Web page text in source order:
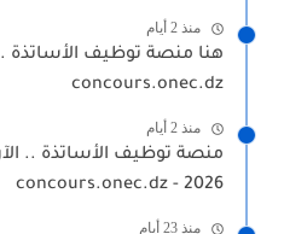
منذ 2 أيام
concours.onec.dz
منذ 2 أيام
منصة توظيف الأساتذة .. الآن
2026 - concours.onec.dz
منذ 23 أيام